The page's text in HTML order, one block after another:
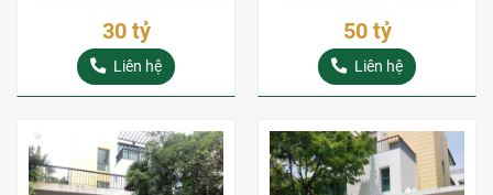
30 tỷ
Liên hệ
50 tỷ
Liên hệ